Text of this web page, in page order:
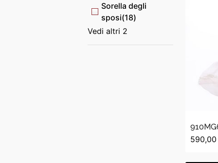
Sorella degli
sposi(18)
Vedi altri 2